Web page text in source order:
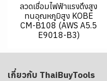
ลวดเชื่อมไฟฟ้าแรงดึงสูง
ทนอุณหภูมิสูง KOBE
CM-B108 (AWS A5.5
E9018-B3)
เกี่ยวกับ ThaiBuyTools